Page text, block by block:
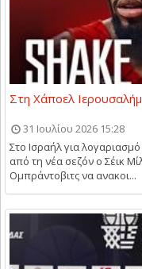
Στη Χάποελ
31 Ιουλίου 2026 15:28
Στο Ισραήλ για
από τη νέα σεζόν ο Σέικ
Ομπράντοβιτς να ανακοι...